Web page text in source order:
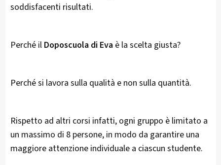
soddisfacenti risultati.
Perché il Doposcuola di Eva è la scelta giusta?
Perché si lavora sulla qualità e non sulla quantità.
Rispetto ad altri corsi infatti, ogni gruppo è limitato a
un massimo di 8 persone, in modo da garantire una
maggiore attenzione individuale a ciascun studente.